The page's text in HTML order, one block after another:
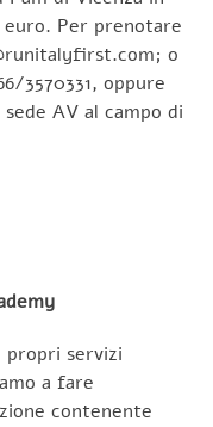
Per prenotare
o
3570331, oppure
AV al campo di
propri servizi
a fare
contenente